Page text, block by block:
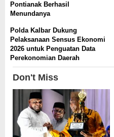
Pontianak Berhasil
Menundanya
Polda Kalbar Dukung
Pelaksanaan Sensus Ekonomi
2026 untuk Penguatan Data
Perekonomian Daerah
Don't Miss